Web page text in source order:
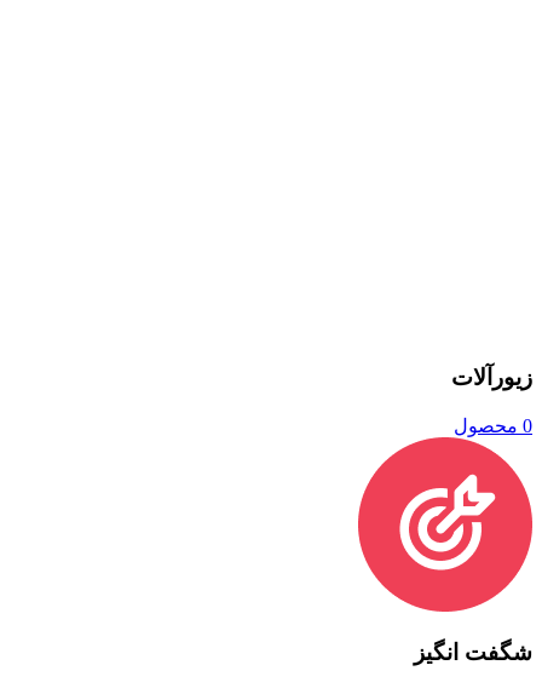
زیورآلات
0 محصول
شگفت انگیز